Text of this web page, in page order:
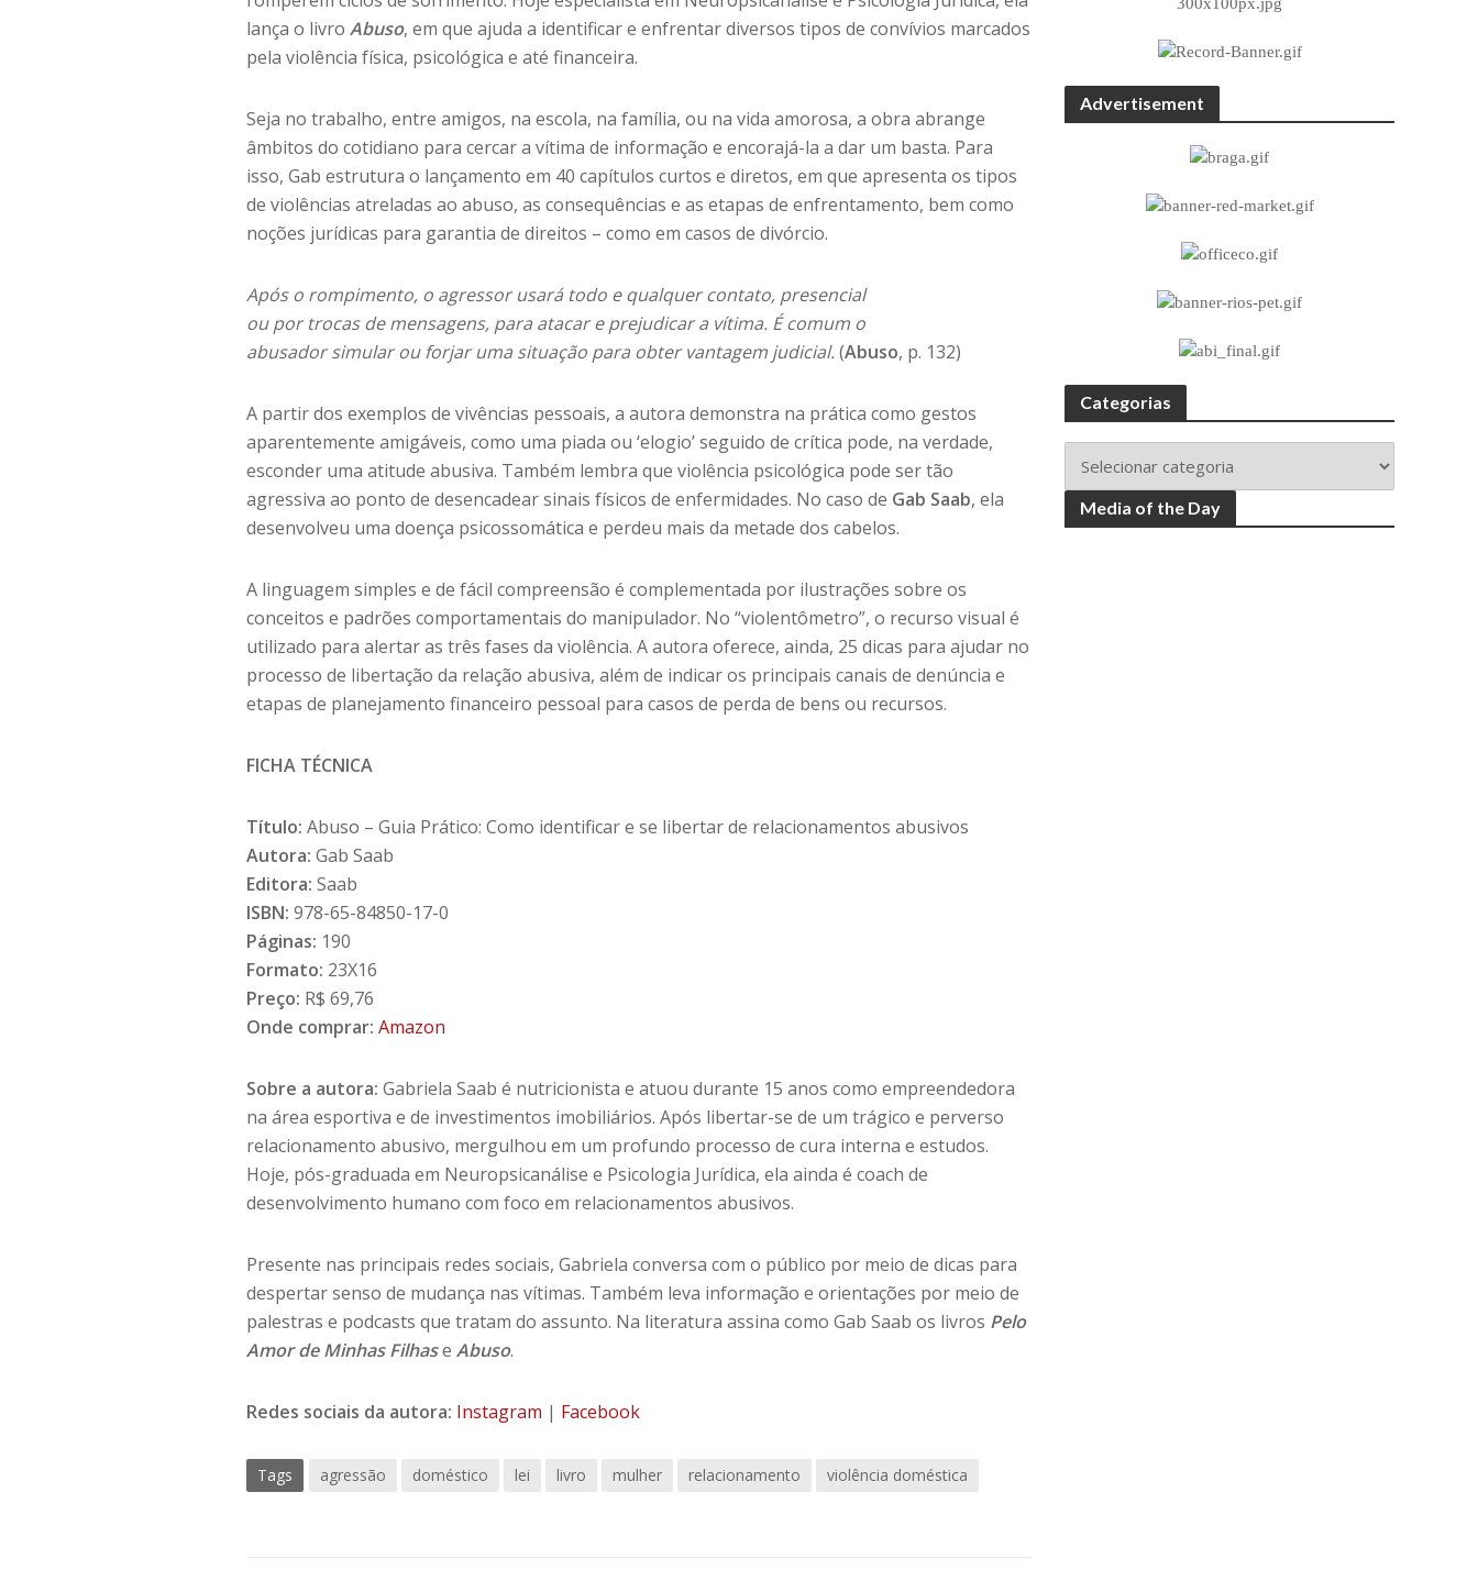
lança o livroAbuso, em que ajuda a identificar e enfrentar diversos tipos de convívios marcados
pela violência física, psicológica e até financeira.
Seja no trabalho, entre amigos, na escola, na família, ou na vida amorosa, a obra abrange
âmbitos do cotidiano para cercar a vítima de informação e encorajá-la a dar um basta. Para
isso, Gab estrutura o lançamento em 40 capítulos curtos e diretos, em que apresenta os tipos
de violências atreladas ao abuso, as consequências e as etapas de enfrentamento, bem como
noções jurídicas para garantia de direitos – como em casos de divórcio.
Após o rompimento, o agressor usará todo e qualquer contato, presencial
ou por trocas de mensagens, para atacar e prejudicar a vítima. É comum o
abusador simular ou forjar uma situação para obter vantagem judicial.(Abuso, p. 132)
A partir dos exemplos de vivências pessoais, a autora demonstra na prática como gestos
aparentemente amigáveis, como uma piada ou ‘elogio’ seguido de crítica pode, na verdade,
esconder uma atitude abusiva. Também lembra que violência psicológica pode ser tão
agressiva ao ponto de desencadear sinais físicos de enfermidades. No caso de Gab Saab, ela
desenvolveu uma doença psicossomática e perdeu mais da metade dos cabelos.
A linguagem simples e de fácil compreensão é complementada por ilustrações sobre os
conceitos e padrões comportamentais do manipulador. No “violentômetro”, o recurso visual é
utilizado para alertar as três fases da violência. A autora oferece, ainda, 25 dicas para ajudar no
processo de libertação da relação abusiva, além de indicar os principais canais de denúncia e
etapas de planejamento financeiro pessoal para casos de perda de bens ou recursos.
FICHA TÉCNICA
Título: Abuso – Guia Prático: Como identificar e se libertar de relacionamentos abusivos
Autora: Gab Saab
Editora: Saab
ISBN: 978-65-84850-17-0
Páginas: 190
Formato: 23X16
Preço: R$ 69,76
Onde comprar: Amazon
Sobre a autora:Gabriela Saab é nutricionista e atuou durante 15 anos como empreendedora
na área esportiva e de investimentos imobiliários. Após libertar-se de um trágico e perverso
relacionamento abusivo, mergulhou em um profundo processo de cura interna e estudos.
Hoje, pós-graduada em Neuropsicanálise e Psicologia Jurídica, ela ainda é coach de
desenvolvimento humano com foco em relacionamentos abusivos.
Presente nas principais redes sociais, Gabriela conversa com o público por meio de dicas para
despertar senso de mudança nas vítimas. Também leva informação e orientações por meio de
palestras e podcasts que tratam do assunto. Na literatura assina como Gab Saab os livros Pelo
Amor de Minhas FilhaseAbuso.
Redes sociais da autora: Instagram | Facebook
Tags agressão doméstico lei livro mulher relacionamento violência doméstica
Advertisement
Categorias
Media of the Day